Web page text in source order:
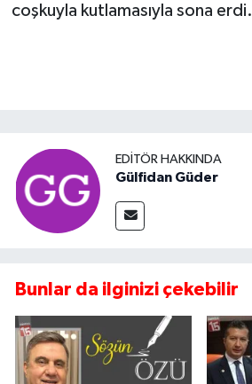
coşkuyla kutlamasıyla sona erdi.
EDITÖR HAKKINDA
Gülfidan Güder
Bunlar da ilginizi çekebilir